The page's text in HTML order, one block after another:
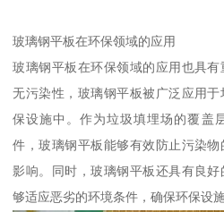
玻璃钢平板在环保领域的应用
玻璃钢平板在环保领域的应用也具
无污染性，玻璃钢平板被广泛应用
保设施中。作为垃圾填埋场的覆盖
件，玻璃钢平板能够有效防止污染
影响。同时，玻璃钢平板还具有良
够适应恶劣的环境条件，确保环保设